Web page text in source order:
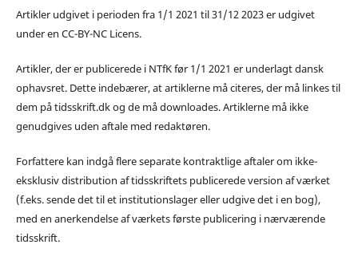
Artikler udgivet i perioden fra 1/1 2021 til 31/12 2023 er udgivet
under en CC-BY-NC Licens.
Artikler, der er publicerede i NTfK før 1/1 2021 er underlagt dansk
ophavsret. Dette indebærer, at artiklerne må citeres, der må linkes til
dem på tidsskrift.dk og de må downloades. Artiklerne må ikke
genudgives uden aftale med redaktøren.
Forfattere kan indgå flere separate kontraktlige aftaler om ikke-
eksklusiv distribution af tidsskriftets publicerede version af værket
(f.eks. sende det til et institutionslager eller udgive det i en bog),
med en anerkendelse af værkets første publicering i nærværende
tidsskrift.